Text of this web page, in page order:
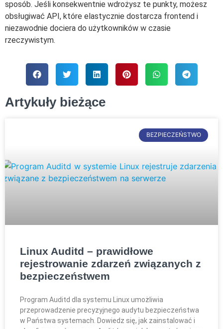
sposób. Jeśli konsekwentnie wdrożysz te punkty, możesz
obsługiwać API, które elastycznie dostarcza frontend i
niezawodnie dociera do użytkowników w czasie
rzeczywistym.
Artykuły bieżące
BEZPIECZEŃSTWO
Linux Auditd – prawidłowe
rejestrowanie zdarzeń związanych z
bezpieczeństwem
Program Auditd dla systemu Linux umożliwia
przeprowadzenie precyzyjnego audytu bezpieczeństwa
w Państwa systemach. Dowiedz się, jak zainstalować i